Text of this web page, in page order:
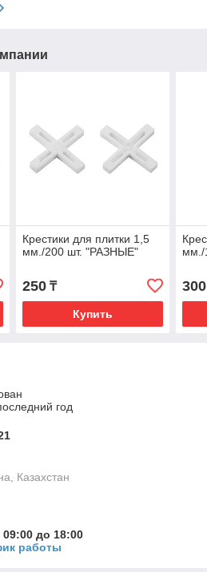
Крестики для плитки 1,5
мм./200 шт. "РАЗНЫЕ"
250₸
Купить
мм./
300
год
Казахстан
09:00 до 18:00
работы